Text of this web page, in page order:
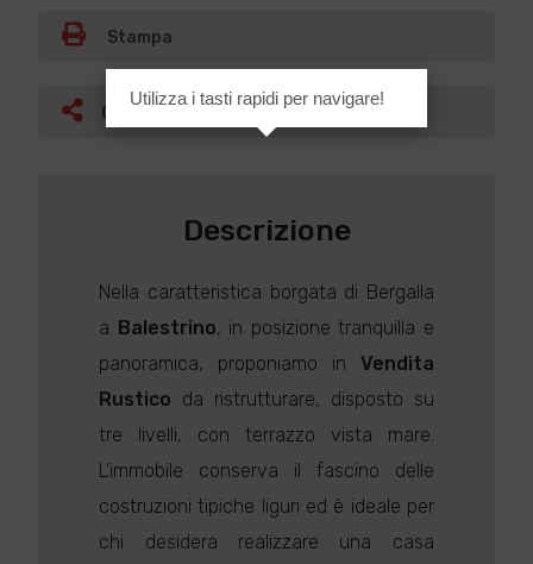
Stampa
Condividi
Descrizione
Nella caratteristica borgata di Bergalla
a Balestrino, in posizione tranquilla e
panoramica, proponiamo in Vendita
Rustico da ristrutturare, disposto su
tre livelli, con terrazzo vista mare.
L'immobile conserva il fascino delle
costruzioni tipiche liguri ed è ideale per
chi desidera realizzare una casa
Utilizza i tasti rapidi per navigare!